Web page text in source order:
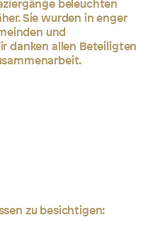
beleuchten
Sie wurden in enger
und
danken allen Beteiligten
zu besichtigen: